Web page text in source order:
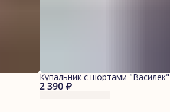
2 390 ₽
Купальник с шортами "Василек"